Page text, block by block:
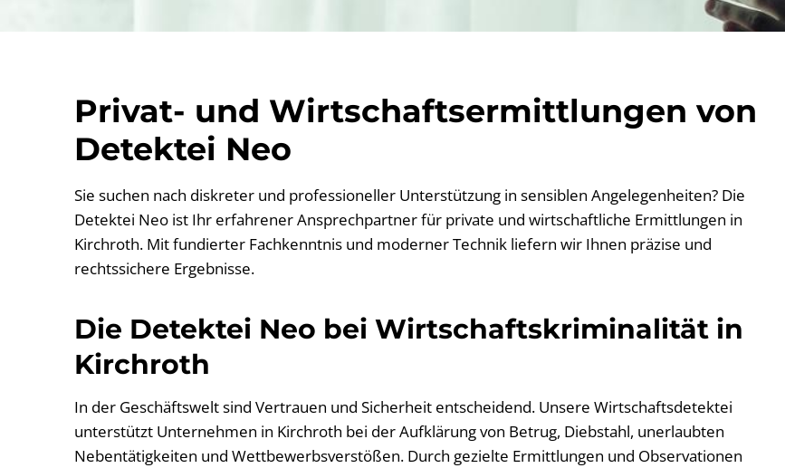
Privat- und Wirtschaftsermittlungen von
Detektei Neo
Sie suchen nach diskreter und professioneller Unterstützung in sensiblen Angelegenheiten? Die
Detektei Neo ist Ihr erfahrener Ansprechpartner für private und wirtschaftliche Ermittlungen in
Kirchroth. Mit fundierter Fachkenntnis und moderner Technik liefern wir Ihnen präzise und
rechtssichere Ergebnisse.
Die Detektei Neo bei Wirtschaftskriminalität in
Kirchroth
In der Geschäftswelt sind Vertrauen und Sicherheit entscheidend. Unsere Wirtschaftsdetektei
unterstützt Unternehmen in Kirchroth bei der Aufklärung von Betrug, Diebstahl, unerlaubten
Nebentätigkeiten und Wettbewerbsverstößen. Durch gezielte Ermittlungen und Observationen